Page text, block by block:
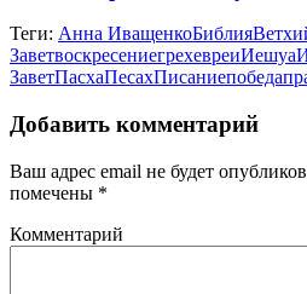
Теги: Анна ИващенкоБиблия
ЗаветвоскресениегрехевреиИешуа
ЗаветПасхаПесахПисаниепобеда
Добавить комментарий
Ваш адрес email не будет
помечены *
Комментарий